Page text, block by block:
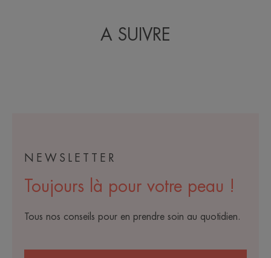
A SUIVRE
NEWSLETTER
Toujours là pour votre peau !
Tous nos conseils pour en prendre soin au quotidien.